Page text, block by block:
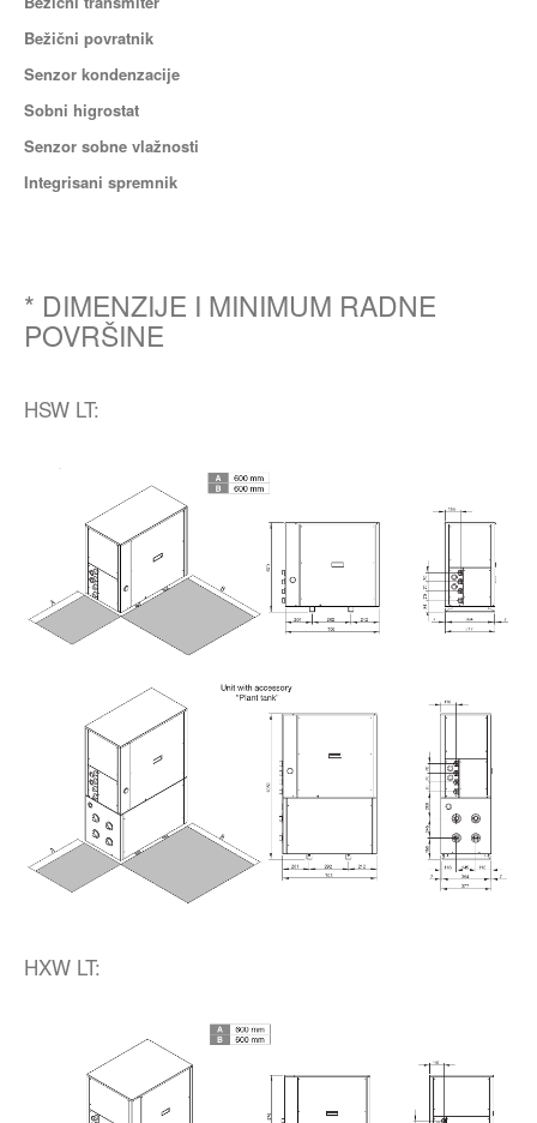
Bežični povratnik
Senzor kondenzacije
Sobni higrostat
Senzor sobne vlažnosti
Integrisani spremnik
* DIMENZIJE I MINIMUM RADNE
POVRŠINE
HSW LT:
HXW LT: